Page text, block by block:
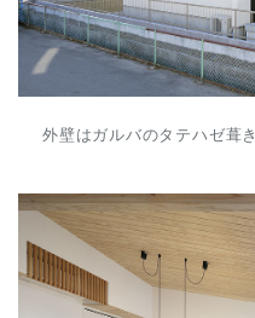
外壁はガルバのタテハゼ葺き